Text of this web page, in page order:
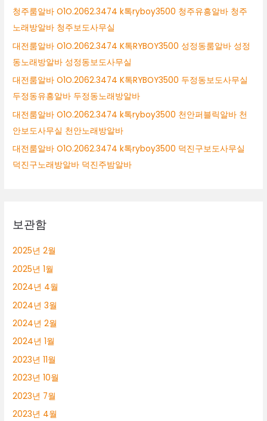
종
시
bar
알
바
청
주
노
방
보
도
주
바
대
전
유
성
여
알
바
청주룸알바 O1O.2062.3474 k톡ryboy3500 청주유흥알바 청주
노래방알바 청주보도사무실
대전룸알바 O1O.2062.3474 K톡RYBOY3500 성정동룸알바 성정
동노래방알바 성정동보도사무실
대전룸알바 O1O.2062.3474 K톡RYBOY3500 두정동보도사무실
두정동유흥알바 두정동노래방알바
대전룸알바 O1O.2062.3474 k톡ryboy3500 천안퍼블릭알바 천
안보도사무실 천안노래방알바
대전룸알바 O1O.2062.3474 k톡ryboy3500 덕진구보도사무실
덕진구노래방알바 덕진주밤알바
보관함
2025년 2월
2025년 1월
2024년 4월
2024년 3월
2024년 2월
2024년 1월
2023년 11월
2023년 10월
2023년 7월
2023년 4월